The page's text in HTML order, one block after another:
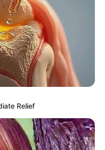
Being Bleed Dry
Relief